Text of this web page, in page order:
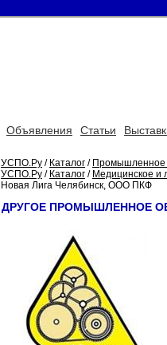
Объявления Статьи
УСПО.Ру / Каталог / Промышленное
УСПО.Ру / Каталог / Медицинское и
Новая Лига Челябинск, ООО ПКФ
ДРУГОЕ ПРОМЫШЛЕННОЕ